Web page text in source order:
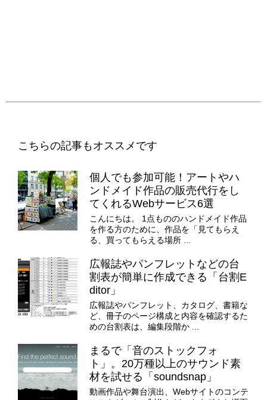
こちらの記事もオススメです
個人でも参加可能！アートやハ
ンドメイド作品の販売代行をし
てくれるWebサービス6選
こんにちは。 1点もののハンドメイド作品
を作る方のために、作品を「見てもらえ
る、買ってもらえる場所 ...
広報誌やパンフレットなどの台
割表が簡単に作成できる「台割E
ditor」
広報誌やパンフレット、カタログ、書籍な
ど、冊子のページ構成と内容を確認するた
めの台割表は、編集段階か ...
まるで「音のストックフォ
ト」。20万種以上のサウンド素
材を試せる「soundsnap」
動画作品や舞台演出、Webサイトのコンテ